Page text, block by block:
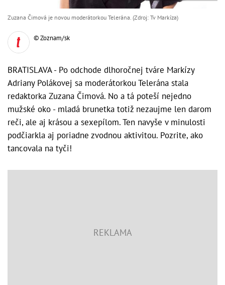
Zuzana Čimová je novou moderátorkou Telerána. (Zdroj: Tv Markíza)
© Zoznam/sk
BRATISLAVA - Po odchode dlhoročnej tváre Markízy
Adriany Polákovej sa moderátorkou Telerána stala
redaktorka Zuzana Čimová. No a tá poteší nejedno
mužské oko - mladá brunetka totiž nezaujme len darom
reči, ale aj krásou a sexepílom. Ten navyše v minulosti
podčiarkla aj poriadne zvodnou aktivitou. Pozrite, ako
tancovala na tyči!